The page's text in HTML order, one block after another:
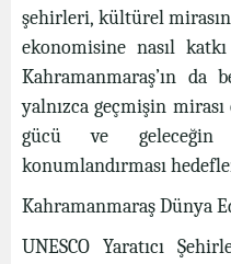
şehirleri, kültürel
ekonomisine nasıl
Kahramanmaraş’ın da
yalnızca geçmişin
gücü ve geleceğin
konumlandırması
Kahramanmaraş Dünya
UNESCO Yaratıcı